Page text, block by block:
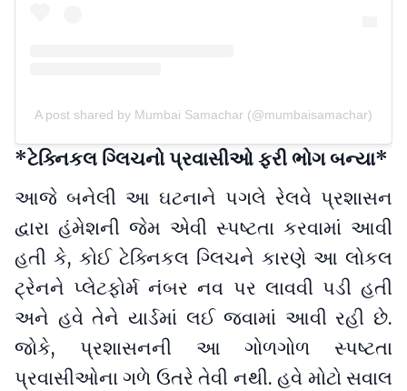
A post shared by Mumbai Samachar (@mumbaisamachar)
*ટેક્નિકલ ગ્લિચનો પ્રવાસીઓ ફરી ભોગ બન્યા*
આજે બનેલી આ ઘટનાને પગલે રેલવે પ્રશાસન
દ્વારા હંમેશની જેમ એવી સ્પષ્ટતા કરવામાં આવી
હતી કે, કોઈ ટેક્નિકલ ગ્લિચને કારણે આ લોકલ
ટ્રેનને પ્લેટફોર્મ નંબર નવ પર લાવવી પડી હતી
અને હવે તેને યાર્ડમાં લઈ જવામાં આવી રહી છે.
જોકે, પ્રશાસનની આ ગોળગોળ સ્પષ્ટતા
પ્રવાસીઓના ગળે ઉતરે તેવી નથી. હવે મોટો સવાલ